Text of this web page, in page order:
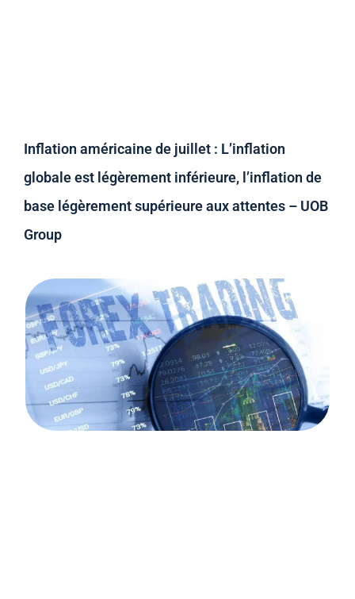
Inflation américaine de juillet : L’inflation
globale est légèrement inférieure, l’inflation de
base légèrement supérieure aux attentes – UOB
Group